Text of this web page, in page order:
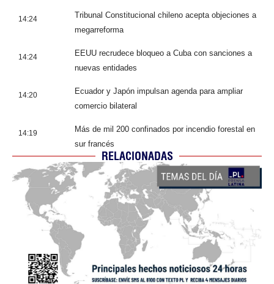
14:24
Tribunal Constitucional chileno acepta objeciones a
megarreforma
14:24
EEUU recrudece bloqueo a Cuba con sanciones a
nuevas entidades
14:20
Ecuador y Japón impulsan agenda para ampliar
comercio bilateral
14:19
Más de mil 200 confinados por incendio forestal en
sur francés
RELACIONADAS